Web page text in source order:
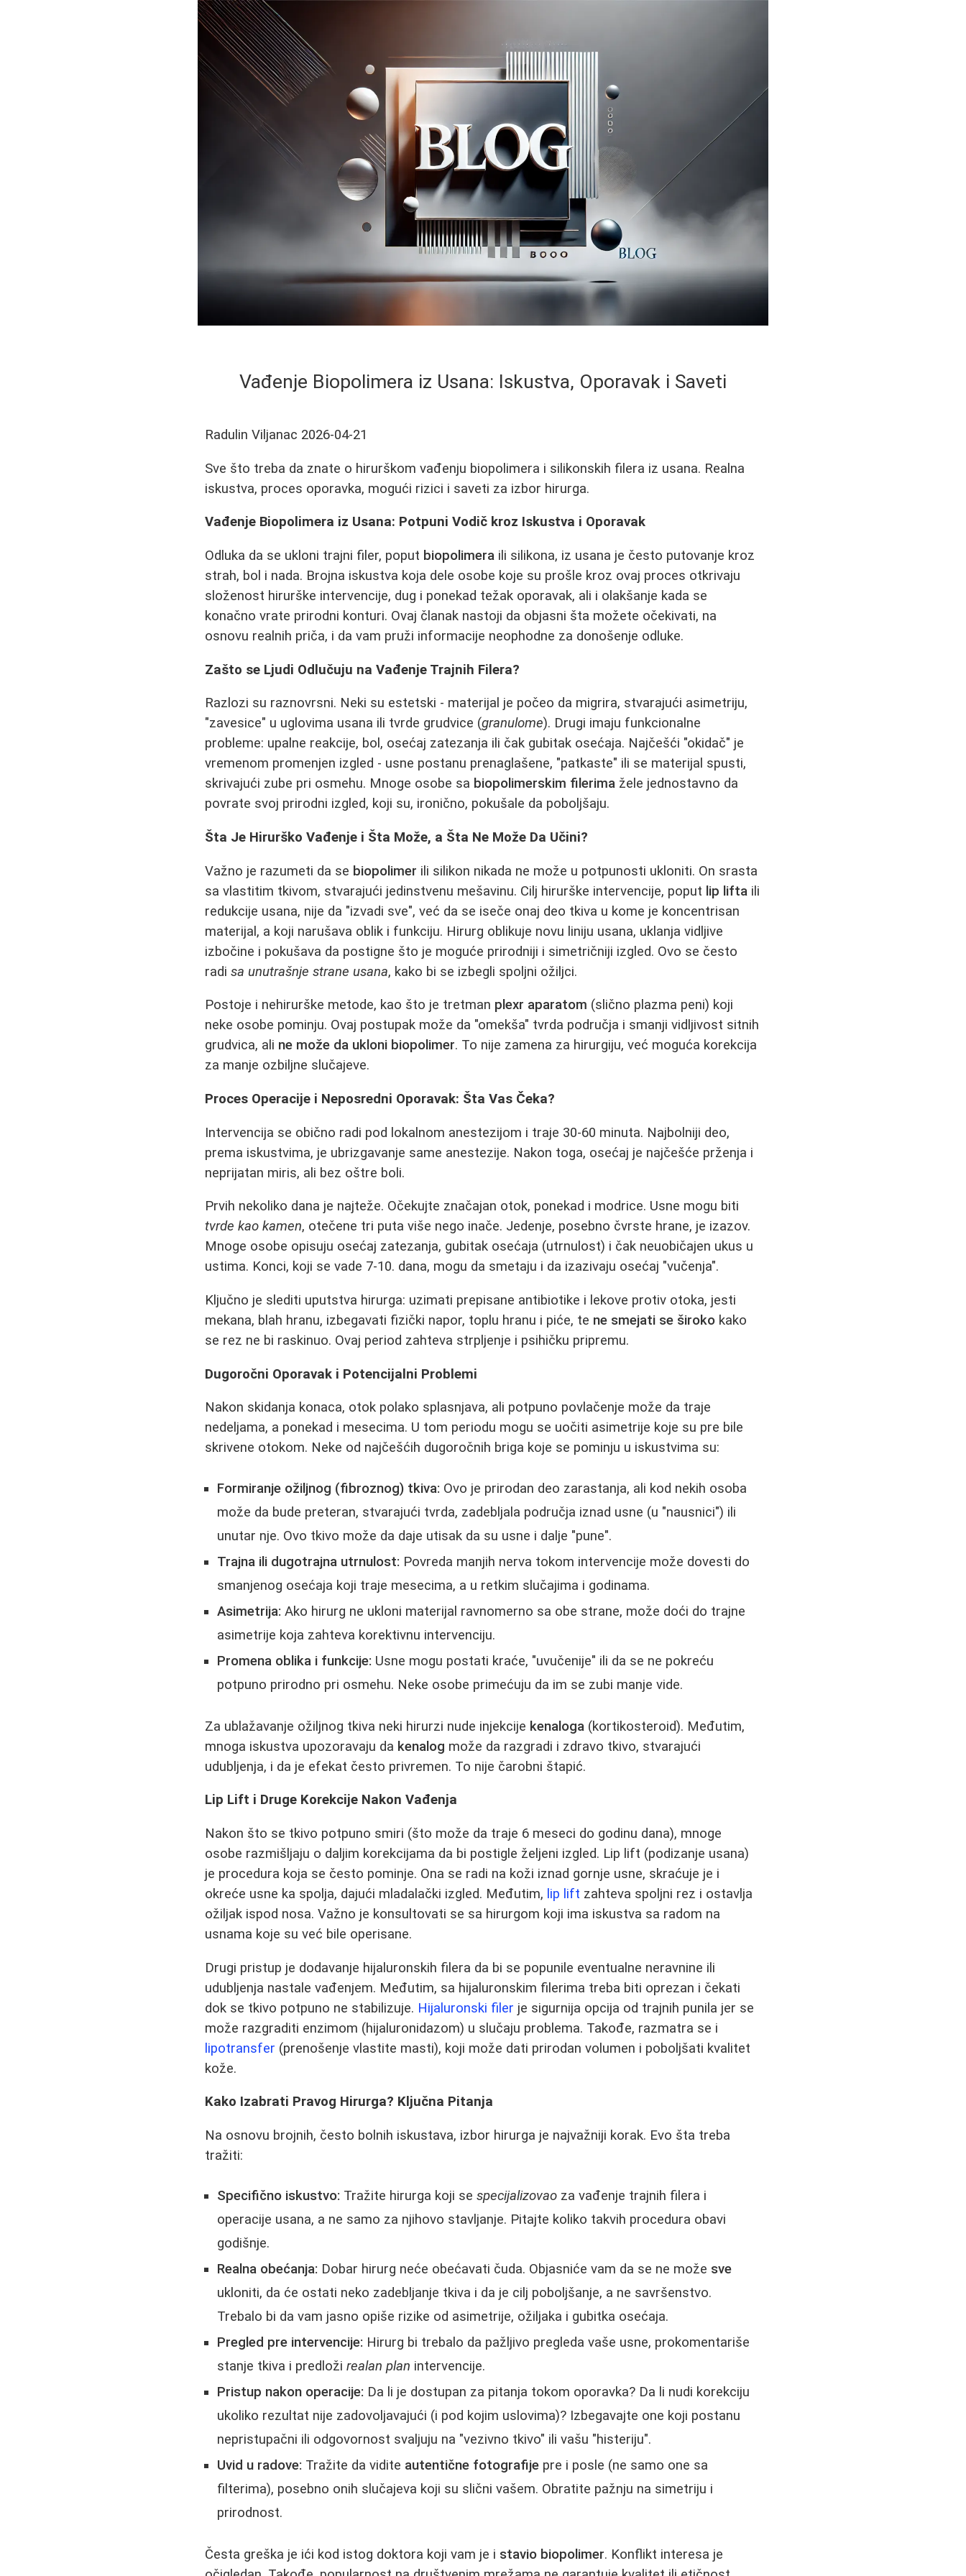
Vađenje Biopolimera iz Usana: Iskustva, Oporavak i Saveti
Radulin Viljanac 2026-04-21
Sve što treba da znate o hirurškom vađenju biopolimera i silikonskih filera iz usana. Realna
iskustva, proces oporavka, mogući rizici i saveti za izbor hirurga.
Vađenje Biopolimera iz Usana: Potpuni Vodič kroz Iskustva i Oporavak
Odluka da se ukloni trajni filer, poput biopolimera ili silikona, iz usana je često putovanje kroz
strah, bol i nada. Brojna iskustva koja dele osobe koje su prošle kroz ovaj proces otkrivaju
složenost hirurške intervencije, dug i ponekad težak oporavak, ali i olakšanje kada se
konačno vrate prirodni konturi. Ovaj članak nastoji da objasni šta možete očekivati, na
osnovu realnih priča, i da vam pruži informacije neophodne za donošenje odluke.
Zašto se Ljudi Odlučuju na Vađenje Trajnih Filerа?
Razlozi su raznovrsni. Neki su estetski - materijal je počeo da migrira, stvarajući asimetriju,
"zavesice" u uglovima usana ili tvrde grudvice (granulome). Drugi imaju funkcionalne
probleme: upalne reakcije, bol, osećaj zatezanja ili čak gubitak osećaja. Najčešći "okidač" je
vremenom promenjen izgled - usne postanu prenaglašene, "patkaste" ili se materijal spusti,
skrivajući zube pri osmehu. Mnoge osobe sa biopolimerskim filerima žele jednostavno da
povrate svoj prirodni izgled, koji su, ironično, pokušale da poboljšaju.
Šta Je Hirurško Vađenje i Šta Može, a Šta Ne Može Da Učini?
Važno je razumeti da se biopolimer ili silikon nikada ne može u potpunosti ukloniti. On srasta
sa vlastitim tkivom, stvarajući jedinstvenu mešavinu. Cilj hirurške intervencije, poput lip liftа ili
redukcije usana, nije da "izvadi sve", već da se iseče onaj deo tkiva u kome je koncentrisan
materijal, a koji narušava oblik i funkciju. Hirurg oblikuje novu liniju usana, uklanja vidljive
izbočine i pokušava da postigne što je moguće prirodniji i simetričniji izgled. Ovo se često
radisa unutrašnje strane usana, kako bi se izbegli spoljni ožiljci.
Postoje i nehirurške metode, kao što je tretman plexr aparatom (slično plazma peni) koji
neke osobe pominju. Ovaj postupak može da "omekša" tvrda područja i smanji vidljivost sitnih
grudvica, ali ne može da ukloni biopolimer. To nije zamena za hirurgiju, već moguća korekcija
za manje ozbiljne slučajeve.
Proces Operacije i Neposredni Oporavak: Šta Vas Čeka?
Intervencija se obično radi pod lokalnom anestezijom i traje 30-60 minuta. Najbolniji deo,
prema iskustvima, je ubrizgavanje same anestezije. Nakon toga, osećaj je najčešće prženja i
neprijatan miris, ali bez oštre boli.
Prvih nekoliko dana je najteže. Očekujte značajan otok, ponekad i modrice. Usne mogu biti
tvrde kao kamen, otečene tri puta više nego inače. Jedenje, posebno čvrste hrane, je izazov.
Mnoge osobe opisuju osećaj zatezanja, gubitak osećaja (utrnulost) i čak neuobičajen ukus u
ustima. Konci, koji se vade 7-10. dana, mogu da smetaju i da izazivaju osećaj "vučenja".
Ključno je slediti uputstva hirurga: uzimati prepisane antibiotike i lekove protiv otoka, jesti
mekana, blah hranu, izbegavati fizički napor, toplu hranu i piće, te ne smejati se široko kako
se rez ne bi raskinuo. Ovaj period zahteva strpljenje i psihičku pripremu.
Dugoročni Oporavak i Potencijalni Problemi
Nakon skidanja konaca, otok polako splasnjava, ali potpuno povlačenje može da traje
nedeljama, a ponekad i mesecima. U tom periodu mogu se uočiti asimetrije koje su pre bile
skrivene otokom. Neke od najčešćih dugoročnih briga koje se pominju u iskustvima su:
Formiranje ožiljnog (fibroznog) tkiva: Ovo je prirodan deo zarastanja, ali kod nekih osoba
može da bude preteran, stvarajući tvrda, zadebljala područja iznad usne (u "nausnici") ili
unutar nje. Ovo tkivo može da daje utisak da su usne i dalje "pune".
Trajna ili dugotrajna utrnulost: Povreda manjih nerva tokom intervencije može dovesti do
smanjenog osećaja koji traje mesecima, a u retkim slučajima i godinama.
Asimetrija: Ako hirurg ne ukloni materijal ravnomerno sa obe strane, može doći do trajne
asimetrije koja zahteva korektivnu intervenciju.
Promena oblika i funkcije: Usne mogu postati kraće, "uvučenije" ili da se ne pokreću
potpuno prirodno pri osmehu. Neke osobe primećuju da im se zubi manje vide.
Za ublažavanje ožiljnog tkiva neki hirurzi nude injekcije kenaloga (kortikosteroid). Međutim,
mnoga iskustva upozoravaju da kenalog može da razgradi i zdravo tkivo, stvarajući
udubljenja, i da je efekat često privremen. To nije čarobni štapić.
Lip Lift i Druge Korekcije Nakon Vađenja
Nakon što se tkivo potpuno smiri (što može da traje 6 meseci do godinu dana), mnoge
osobe razmišljaju o daljim korekcijama da bi postigle željeni izgled. Lip lift (podizanje usana)
je procedura koja se često pominje. Ona se radi na koži iznad gornje usne, skraćuje je i
okreće usne ka spolja, dajući mladalački izgled. Međutim, lip lift zahteva spoljni rez i ostavlja
ožiljak ispod nosa. Važno je konsultovati se sa hirurgom koji ima iskustva sa radom na
usnama koje su već bile operisane.
Drugi pristup je dodavanje hijaluronskih filera da bi se popunile eventualne neravnine ili
udubljenja nastale vađenjem. Međutim, sa hijaluronskim filerima treba biti oprezan i čekati
dok se tkivo potpuno ne stabilizuje. Hijaluronski filer je sigurnija opcija od trajnih punila jer se
može razgraditi enzimom (hijaluronidazom) u slučaju problema. Takođe, razmatra se i
lipotransfer (prenošenje vlastite masti), koji može dati prirodan volumen i poboljšati kvalitet
kože.
Kako Izabrati Pravog Hirurga? Ključna Pitanja
Na osnovu brojnih, često bolnih iskustava, izbor hirurga je najvažniji korak. Evo šta treba
tražiti:
Specifično iskustvo: Tražite hirurga koji sespecijalizovao za vađenje trajnih filera i
operacije usana, a ne samo za njihovo stavljanje. Pitajte koliko takvih procedura obavi
godišnje.
Realna obećanja: Dobar hirurg neće obećavati čuda. Objasniće vam da se ne može sve
ukloniti, da će ostati neko zadebljanje tkiva i da je cilj poboljšanje, a ne savršenstvo.
Trebalo bi da vam jasno opiše rizike od asimetrije, ožiljaka i gubitka osećaja.
Pregled pre intervencije: Hirurg bi trebalo da pažljivo pregleda vaše usne, prokomentariše
stanje tkiva i predložirealan plan intervencije.
Pristup nakon operacije: Da li je dostupan za pitanja tokom oporavka? Da li nudi korekciju
ukoliko rezultat nije zadovoljavajući (i pod kojim uslovima)? Izbegavajte one koji postanu
nepristupačni ili odgovornost svaljuju na "vezivno tkivo" ili vašu "histeriju".
Uvid u radove: Tražite da vidite autentične fotografije pre i posle (ne samo one sa
filterima), posebno onih slučajeva koji su slični vašem. Obratite pažnju na simetriju i
prirodnost.
Česta greška je ići kod istog doktora koji vam je i stavio biopolimer. Konflikt interesa je